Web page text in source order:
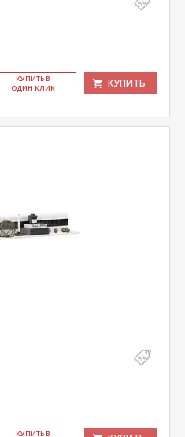
КУ­ПИТЬ В
ОДИН КЛИК
КУПИТЬ
КУ­ПИТЬ В